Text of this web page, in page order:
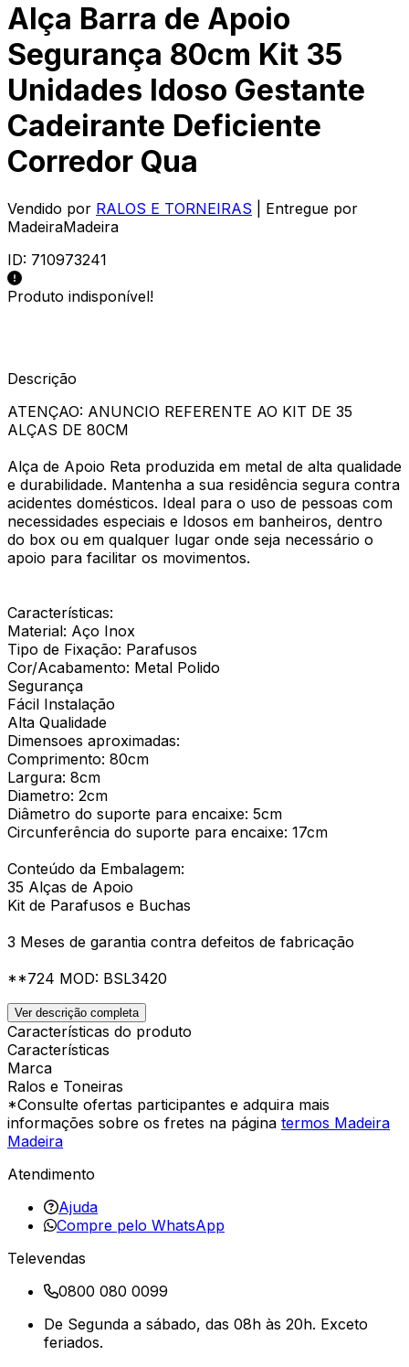
Alça Barra de Apoio
Segurança 80cm Kit 35
Unidades Idoso Gestante
Cadeirante Deficiente
Corredor Qua
Vendido por RALOS E TORNEIRAS
| Entregue por
MadeiraMadeira
ID: 710973241
Produto indisponível!
Descrição
ATENÇAO: ANUNCIO REFERENTE AO KIT DE 35
ALÇAS DE 80CM
Alça de Apoio Reta produzida em metal de alta qualidade
e durabilidade. Mantenha a sua residência segura contra
acidentes domésticos. Ideal para o uso de pessoas com
necessidades especiais e Idosos em banheiros, dentro
do box ou em qualquer lugar onde seja necessário o
apoio para facilitar os movimentos.
Características:
Material: Aço Inox
Tipo de Fixação: Parafusos
Cor/Acabamento: Metal Polido
Segurança
Fácil Instalação
Alta Qualidade
Dimensoes aproximadas:
Comprimento: 80cm
Largura: 8cm
Diametro: 2cm
Diâmetro do suporte para encaixe: 5cm
Circunferência do suporte para encaixe: 17cm
Conteúdo da Embalagem:
35 Alças de Apoio
Kit de Parafusos e Buchas
3 Meses de garantia contra defeitos de fabricação
**724 MOD: BSL3420
Ver descrição completa
Características do produto
Características
Marca
Ralos e Toneiras
*Consulte ofertas participantes e adquira mais
informações sobre os fretes na página termos Madeira
Madeira
Atendimento
Ajuda
Compre pelo WhatsApp
Televendas
0800 080 0099
De Segunda a sábado, das 08h às 20h. Exceto
feriados.